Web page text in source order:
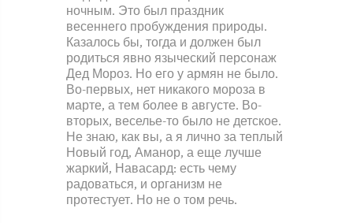
ночным. Это был праздник
весеннего пробуждения природы.
Казалось бы, тогда и должен был
родиться явно языческий персонаж
Дед Мороз. Но его у армян не было.
Во-первых, нет никакого мороза в
марте, а тем более в августе. Во-
вторых, веселье-то было не детское.
Не знаю, как вы, а я лично за теплый
Новый год, Аманор, а еще лучше
жаркий, Навасард: есть чему
радоваться, и организм не
протестует. Но не о том речь.